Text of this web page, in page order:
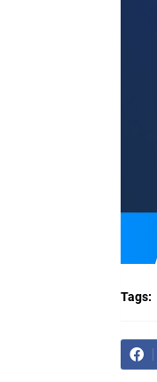
Tags: